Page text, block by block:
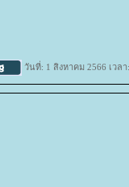
วันที่: 1 สิงหาคม 2566 เวล